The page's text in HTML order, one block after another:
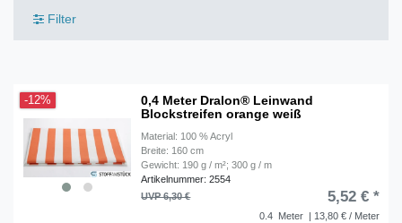
Filter
-12%
0,4 Meter Dralon® Leinwand
Blockstreifen orange weiß
Material: 100 % Acryl
Breite: 160 cm
Gewicht: 190 g / m²; 300 g / m
Artikelnummer: 2554
0.4 Meter | 13,80 € / Meter
UVP 6,30 € 5,52 € *